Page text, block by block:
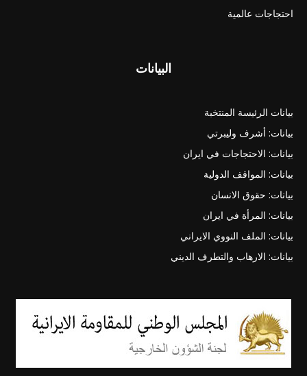
احتجاجات عالمية
البيانات
بيانات الرئيسة المنتخبة
بيانات: أشرف وليبرتي
بيانات: الاحتجاجات في ايران
بيانات: المواقف الدولية
بيانات: حقوق الانسان
بيانات: المرأة في ايران
بيانات: الملف النووي الايراني
بيانات: الارهاب والتطرف الديني